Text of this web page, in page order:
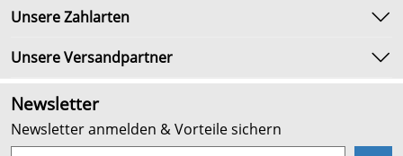
Umtausch & Rückgabe
Lieferbedingungen
Unsere Bestseller
Neu
Angebote
Kundenbewertungen (2.654)
4,9/5*****
Unsere Zahlarten
Unsere Versandpartner
Newsletter
Newsletter anmelden & Vorteile sichern